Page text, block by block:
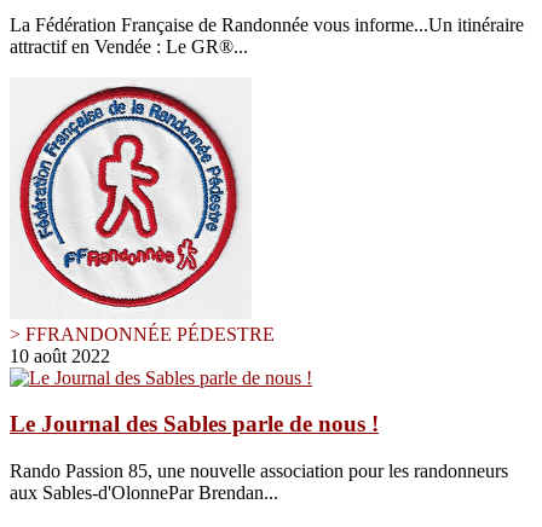
La Fédération Française de Randonnée vous informe...Un itinéraire
attractif en Vendée : Le GR®...
> FFRANDONNÉE PÉDESTRE
10 août 2022
Le Journal des Sables parle de nous !
Rando Passion 85, une nouvelle association pour les randonneurs
aux Sables-d'OlonnePar Brendan...